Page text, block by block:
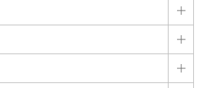
詳
詳
詳